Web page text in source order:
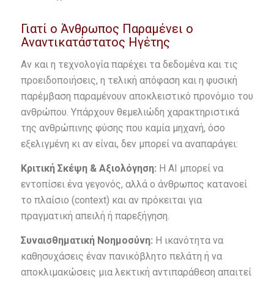
Γιατί ο Άνθρωπος Παραμένει ο
Αναντικατάστατος Ηγέτης
Αν και η τεχνολογία παρέχει τα δεδομένα και τις
προειδοποιήσεις, η τελική απόφαση και η φυσική
παρέμβαση παραμένουν αποκλειστικό προνόμιο του
ανθρώπου. Υπάρχουν θεμελιώδη χαρακτηριστικά
της ανθρώπινης φύσης που καμία μηχανή, όσο
εξελιγμένη κι αν είναι, δεν μπορεί να αναπαράγει:
Κριτική Σκέψη & Αξιολόγηση: Η AI μπορεί να
εντοπίσει ένα γεγονός, αλλά ο άνθρωπος κατανοεί
το πλαίσιο (context) και αν πρόκειται για
πραγματική απειλή ή παρεξήγηση.
Συναισθηματική Νοημοσύνη: Η ικανότητα να
καθησυχάσεις έναν πανικόβλητο πελάτη ή να
αποκλιμακώσεις μια λεκτική αντιπαράθεση απαιτεί